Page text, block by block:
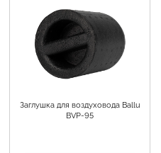
Заглушка для воздуховода Ballu
BVP-95
Фильтры